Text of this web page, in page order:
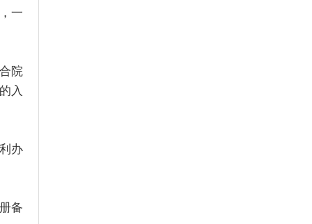
一
院
入
办
备